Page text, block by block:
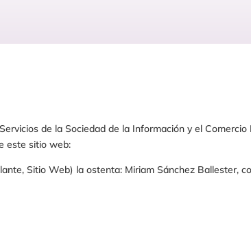
de la Sociedad de la Información y el Comercio
este sitio web:
Sitio Web) la ostenta: Miriam Sánchez Ballester,